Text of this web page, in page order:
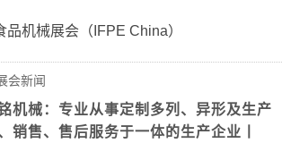
品机械展会（IFPE China）
会新闻
机械：专业从事定制多列、异形及生产
销售、售后服务于一体的生产企业丨